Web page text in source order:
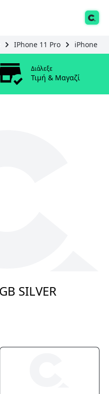
IPhone 11 Pro iPhone 11
Διάλεξε
Τιμή & Μαγαζί
SILVER